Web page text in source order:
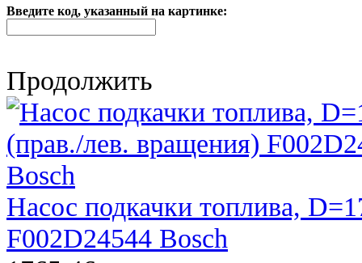
Введите код, указанный на картинке:
Продолжить
Насос подкачки топлива,
F002D24544 Bosch